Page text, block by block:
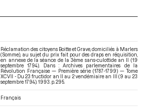
Réclamation des citoyens Boitte et Grave, domiciliés à Marlers
(Somme), au sujet du prix fait pour des draps en réquisition,
en annexe de la séance de la 3ème sans-culottide an II (19
septembre 1794). Dans : Archives parlementaires de la
Révolution Française — Première série (1787-1799) — Tome
XCVII - Du 23 fructidor an II au 2 vendémiaire an III (9 au 23
septembre 1794) . 1993. p. 295.
Français